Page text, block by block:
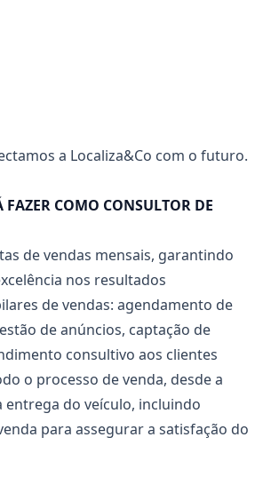
a Localiza&Co com o futuro.
FAZER COMO CONSULTOR DE
de vendas mensais, garantindo
nos resultados
de vendas: agendamento de
de anúncios, captação de
consultivo aos clientes
o processo de venda, desde a
entrega do veículo, incluindo
para assegurar a satisfação do